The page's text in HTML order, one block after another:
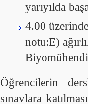
yarıyılda
4.00
notu:E)
Öğrencilerin
sınavlara